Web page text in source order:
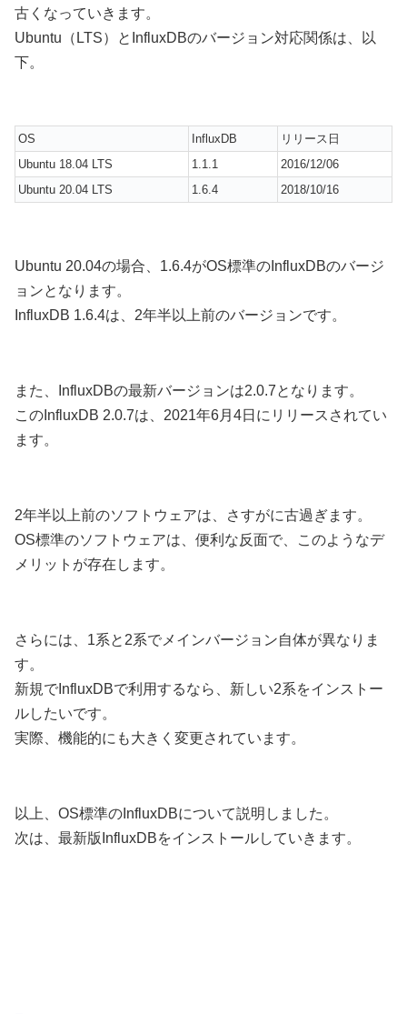
古くなっていきます。
Ubuntu（LTS）とInfluxDBのバージョン対応関係は、以
下。
OS InfluxDB
リリース日
Ubuntu 18.04 LTS
1.1.1
2016/12/06
Ubuntu 20.04 LTS
1.6.4 2018/10/16
Ubuntu 20.04の場合、1.6.4がOS標準のInfluxDBのバージ
ョンとなります。
InfluxDB 1.6.4は、2年半以上前のバージョンです。
また、InfluxDBの最新バージョンは2.0.7となります。
このInfluxDB 2.0.7は、2021年6月4日にリリースされてい
ます。
2年半以上前のソフトウェアは、さすがに古過ぎます。
OS標準のソフトウェアは、便利な反面で、このようなデ
メリットが存在します。
さらには、1系と2系でメインバージョン自体が異なりま
す。
新規でInfluxDBで利用するなら、新しい2系をインストー
ルしたいです。
実際、機能的にも大きく変更されています。
以上、OS標準のInfluxDBについて説明しました。
次は、最新版InfluxDBをインストールしていきます。